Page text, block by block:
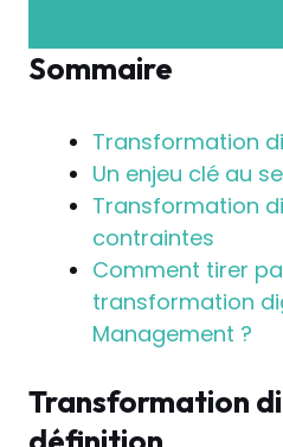
Sommaire
Transformation
Un enjeu clé au
Transformation
contraintes
Comment tirer
transformation
Management ?
Transformation